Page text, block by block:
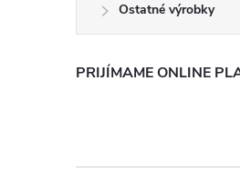
Ostatné výrobky
PRIJÍMAME ONLINE